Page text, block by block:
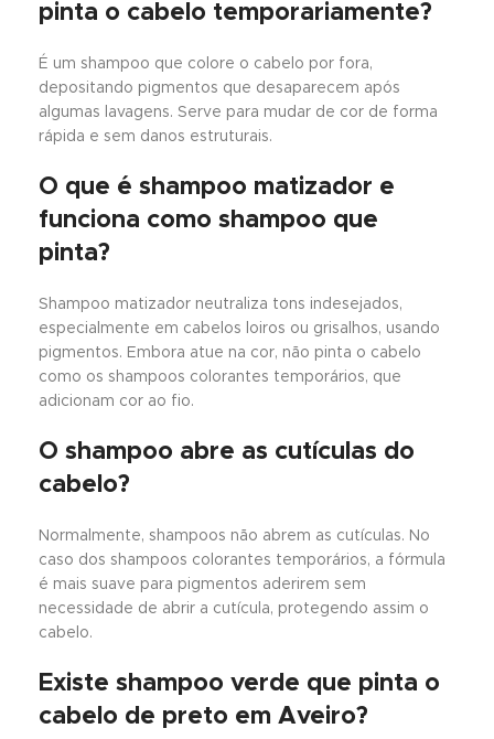
pinta o cabelo temporariamente?
É um shampoo que colore o cabelo por fora,
depositando pigmentos que desaparecem após
algumas lavagens. Serve para mudar de cor de forma
rápida e sem danos estruturais.
O que é shampoo matizador e
funciona como shampoo que
pinta?
Shampoo matizador neutraliza tons indesejados,
especialmente em cabelos loiros ou grisalhos, usando
pigmentos. Embora atue na cor, não pinta o cabelo
como os shampoos colorantes temporários, que
adicionam cor ao fio.
O shampoo abre as cutículas do
cabelo?
Normalmente, shampoos não abrem as cutículas. No
caso dos shampoos colorantes temporários, a fórmula
é mais suave para pigmentos aderirem sem
necessidade de abrir a cutícula, protegendo assim o
cabelo.
Existe shampoo verde que pinta o
cabelo de preto em Aveiro?